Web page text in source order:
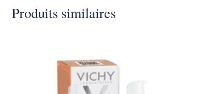
Produits similaires